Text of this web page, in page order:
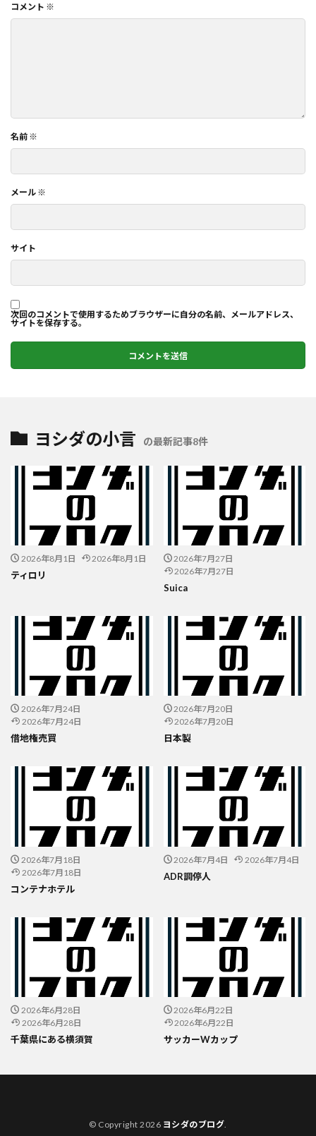
コメント ※
名前 ※
メール ※
サイト
次回のコメントで使用するためブラウザーに自分の名前、メールアドレス、
サイトを保存する。
ヨシダの小言 の最新記事8件
2026年8月1日 2026年8月1日
ティロリ
2026年7月27日
2026年7月27日
Suica
2026年7月24日
2026年7月24日
借地権売買
2026年7月20日
2026年7月20日
日本製
2026年7月18日
2026年7月18日
コンテナホテル
2026年7月4日 2026年7月4日
ADR調停人
2026年6月28日
2026年6月28日
千葉県にある横須賀
2026年6月22日
2026年6月22日
サッカーWカップ
© Copyright 2026 ヨシダのブログ.